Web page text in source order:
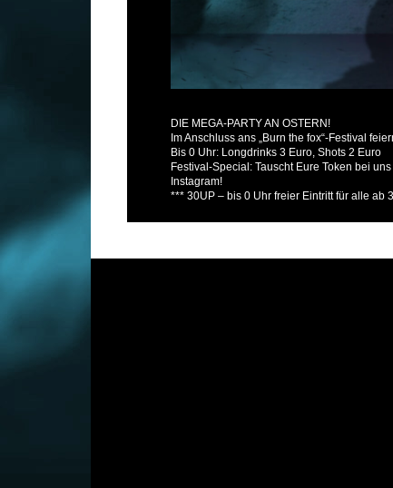
DIE MEGA-PARTY AN OSTERN!
Im Anschluss ans „Burn the fox“-Festival
Bis 0 Uhr: Longdrinks 3 Euro, Shots 2 Euro
Festival-Special: Tauscht Eure Token bei
Instagram!
*** 30UP – bis 0 Uhr freier Eintritt für alle ab